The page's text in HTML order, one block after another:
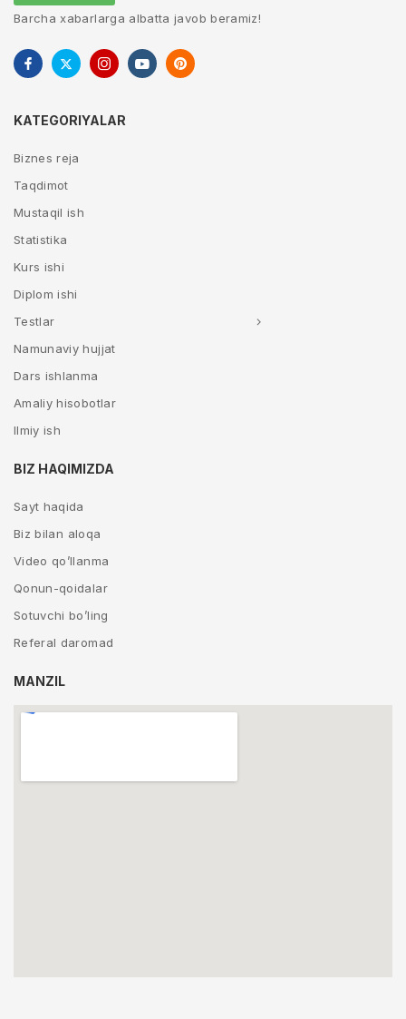
Barcha xabarlarga albatta javob beramiz!
KATEGORIYALAR
Biznes reja
Taqdimot
Mustaqil ish
Statistika
Kurs ishi
Diplom ishi
Testlar
Namunaviy hujjat
Dars ishlanma
Amaliy hisobotlar
Ilmiy ish
BIZ HAQIMIZDA
Sayt haqida
Biz bilan aloqa
Video qo’llanma
Qonun-qoidalar
Sotuvchi bo’ling
Referal daromad
MANZIL